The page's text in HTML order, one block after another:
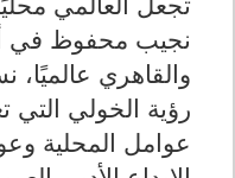
نجيب محفوظ في
والقاهري عالميًا،
رؤية الخولي
عوامل المحلية